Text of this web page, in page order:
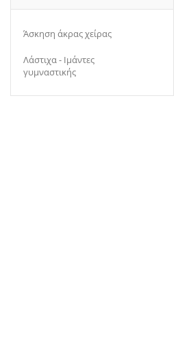
Άσκηση άκρας χείρας
Λάστιχα - Ιμάντες
γυμναστικής